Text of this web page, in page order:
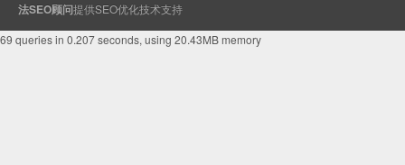
法SEO顾问提供SEO优化技术支持
69 queries in 0.207 seconds, using 20.43MB memory